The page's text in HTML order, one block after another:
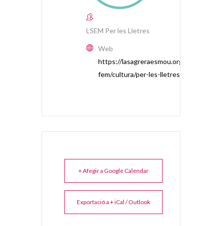
LSEM Per les Lletres
Web
https://lasagreraesmou.org/que-
fem/cultura/per-les-lletres/
+ Afegir a Google Calendar
Exportació a + iCal / Outlook